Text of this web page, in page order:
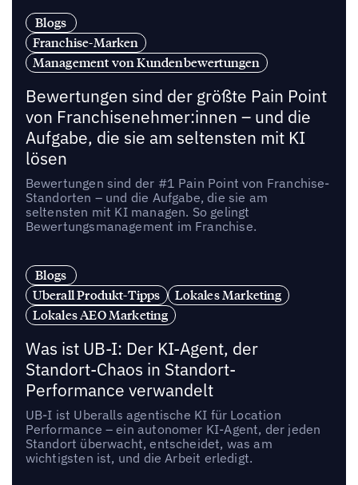
Blogs
Franchise-Marken
Management von Kundenbewertungen
Bewertungen sind der größte Pain Point
von Franchisenehmer:innen – und die
Aufgabe, die sie am seltensten mit KI
lösen
Bewertungen sind der #1 Pain Point von Franchise-
Standorten – und die Aufgabe, die sie am
seltensten mit KI managen. So gelingt
Bewertungsmanagement im Franchise.
Blogs
Uberall Produkt-Tipps
Lokales Marketing
Lokales AEO Marketing
Was ist UB-I: Der KI-Agent, der
Standort-Chaos in Standort-
Performance verwandelt
UB-I ist Uberalls agentische KI für Location
Performance – ein autonomer KI-Agent, der jeden
Standort überwacht, entscheidet, was am
wichtigsten ist, und die Arbeit erledigt.